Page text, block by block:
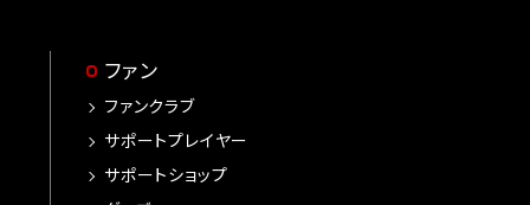
ファン
ファンクラブ
サポートプレイヤー
サポートショップ